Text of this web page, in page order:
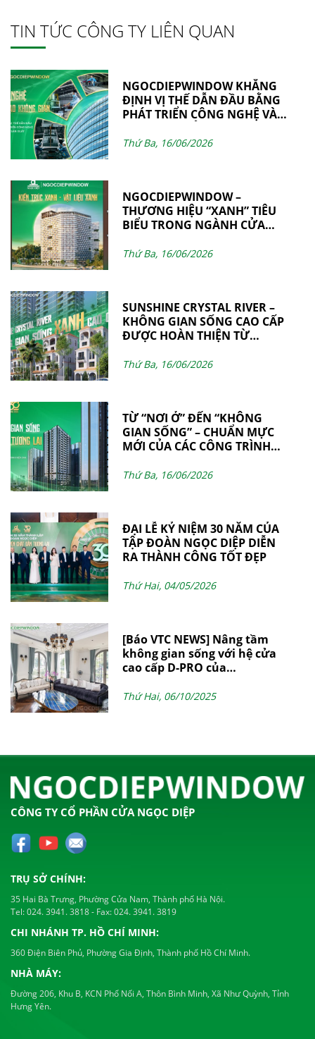
TIN TỨC CÔNG TY LIÊN QUAN
NGOCDIEPWINDOW KHẲNG
ĐỊNH VỊ THẾ DẪN ĐẦU BẰNG
PHÁT TRIỂN CÔNG NGHỆ VÀ
Thứ Ba, 16/06/2026
NGOCDIEPWINDOW –
THƯƠNG HIỆU “XANH” TIÊU
BIỂU TRONG NGÀNH CỬA
Thứ Ba, 16/06/2026
SUNSHINE CRYSTAL RIVER –
KHÔNG GIAN SỐNG CAO CẤP
ĐƯỢC HOÀN THIỆN TỪ
BỞI NGOCDIEPWINDOW
Thứ Ba, 16/06/2026
TỪ “NƠI Ở” ĐẾN “KHÔNG
GIAN SỐNG” – CHUẨN MỰC
MỚI CỦA CÁC CÔNG TRÌNH
Thứ Ba, 16/06/2026
ĐẠI LỄ KỶ NIỆM 30 NĂM CỦA
TẬP ĐOÀN NGỌC DIỆP DIỄN
RA THÀNH CÔNG TỐT ĐẸP
Thứ Hai, 04/05/2026
[Báo VTC NEWS] Nâng tầm
không gian sống với hệ cửa
cao cấp D-PRO của
Thứ Hai, 06/10/2025
CÔNG TY CỔ PHẦN CỬA NGỌC DIỆP
TRỤ SỞ CHÍNH:
35 Hai Bà Trưng, Phường Cửa Nam, Thành phố Hà Nội.
Tel:024. 3941. 3818- Fax:024. 3941. 3819
CHI NHÁNH TP. HỒ CHÍ MINH:
360 Điện Biên Phủ, Phường Gia Định, Thành phố Hồ Chí Minh.
NHÀ MÁY:
Đường 206, Khu B, KCN Phố Nối A, Thôn Bình Minh, Xã Như Quỳnh, Tỉnh
Hưng Yên.